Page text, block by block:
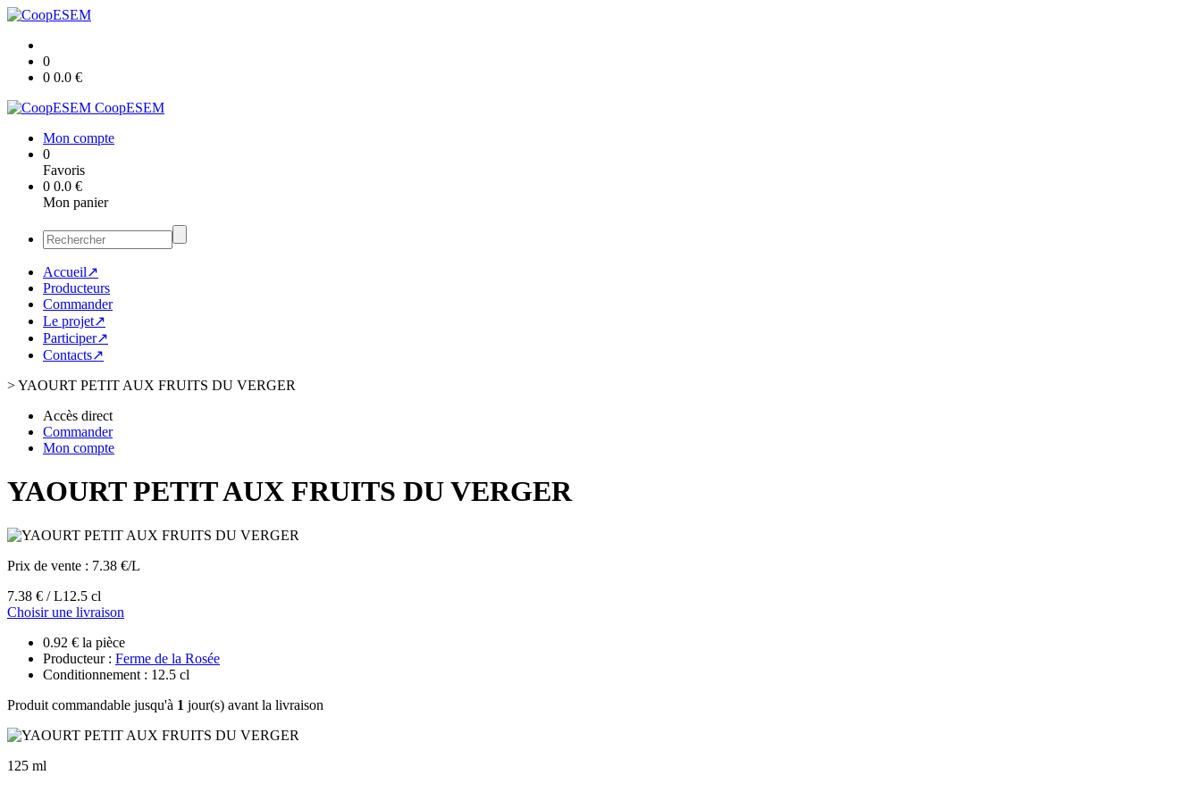
0
0 0.0 €
CoopESEM
Mon compte
0
Favoris
0 0.0 €
Mon panier
Accueil↗
Producteurs
Commander
Le projet↗
Participer↗
Contacts↗
>YAOURT PETIT AUX FRUITS DU VERGER
Accès direct
Commander
Mon compte
YAOURT PETIT AUX FRUITS DU VERGER
Prix de vente : 7.38 €/L
7.38 € / L12.5 cl
Choisir une livraison
0.92 € la pièce
Producteur : Ferme de la Rosée
Conditionnement : 12.5 cl
Produit commandable jusqu'à 1 jour(s) avant la livraison
125 ml